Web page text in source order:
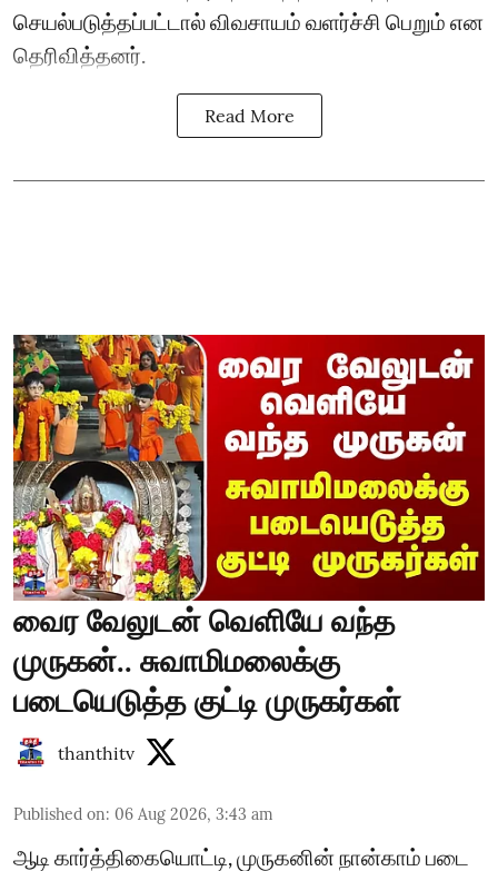
செயல்படுத்தப்பட்டால் விவசாயம் வளர்ச்சி பெறும் என
தெரிவித்தனர்.
Read More
வைர வேலுடன் வெளியே வந்த
முருகன்.. சுவாமிமலைக்கு
படையெடுத்த குட்டி முருகர்கள்
thanthitv
Published on: 06 Aug 2026, 3:43 am
ஆடி கார்த்திகையொட்டி, முருகனின் நான்காம் படை